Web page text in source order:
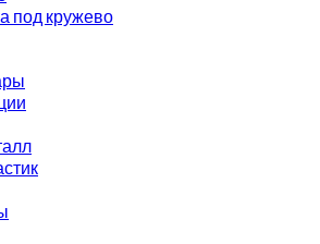
под кружево